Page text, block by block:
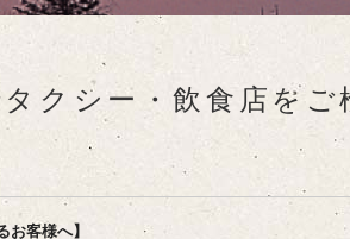
クシー・飲食店を
お客様へ】